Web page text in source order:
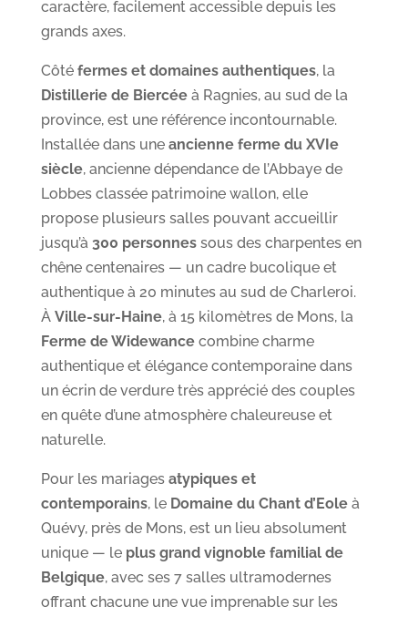
caractère, facilement accessible depuis les
grands axes.
Côté fermes et domaines authentiques, la
Distillerie de Biercéeà Ragnies, au sud de la
province, est une référence incontournable.
Installée dans une ancienne ferme du XVIe
siècle, ancienne dépendance de l’Abbaye de
Lobbes classée patrimoine wallon, elle
propose plusieurs salles pouvant accueillir
jusqu’à 300 personnessous des charpentes en
chêne centenaires — un cadre bucolique et
authentique à 20 minutes au sud de Charleroi.
À Ville-sur-Haine, à 15 kilomètres de Mons, la
Ferme de Widewancecombine charme
authentique et élégance contemporaine dans
un écrin de verdure très apprécié des couples
en quête d’une atmosphère chaleureuse et
naturelle.
Pour les mariages atypiques et
contemporains, le Domaine du Chant d’Eoleà
Quévy, près de Mons, est un lieu absolument
unique — le plus grand vignoble familial de
Belgique, avec ses 7 salles ultramodernes
offrant chacune une vue imprenable sur les